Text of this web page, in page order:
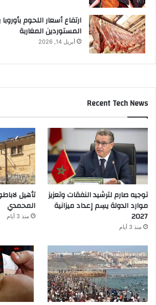
ارتفاع أسعار اللحوم
المستوردين المغاربة
أبريل 14, 2026
Recent Tech News
توجيه صارم لترشيد النفقات وتعزيز
موارد الدولة يسِم إعداد ميزانية
2027
منذ 3 أيام
تأهيل
المحمدي
منذ 3 أيام